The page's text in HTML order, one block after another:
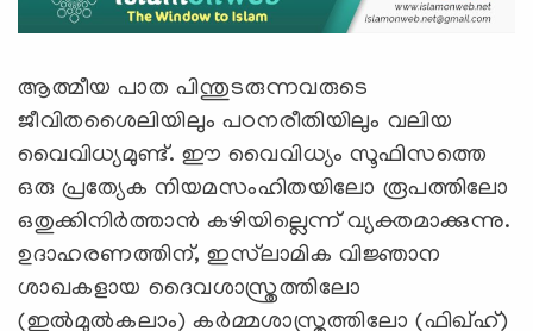
ആത്മീയ പാത പിന്തുടരുന്നവരുടെ
ജീവിതശൈലിയിലും പഠനരീതിയിലും വലിയ
വൈവിധ്യമുണ്ട്. ഈ വൈവിധ്യം സൂഫിസത്തെ
ഒരു പ്രത്യേക നിയമസംഹിതയിലോ രൂപത്തിലോ
ഒതുക്കിനിർത്താൻ കഴിയില്ലെന്ന് വ്യക്തമാക്കുന്നു.
ഉദാഹരണത്തിന്, ഇസ്‌ലാമിക വിജ്ഞാന
ശാഖകളായ ദൈവശാസ്ത്രത്തിലോ
(ഇൽമുൽകലാം) കർമ്മശാസ്ത്രത്തിലോ (ഫിഖ്ഹ്)